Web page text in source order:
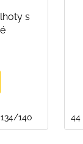
134/140 140/146
s
134/140 44